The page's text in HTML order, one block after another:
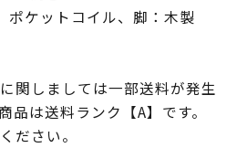
ポケットコイル、脚：木製
関しましては一部送料が発生
品は送料ランク【A】です。
ださい。